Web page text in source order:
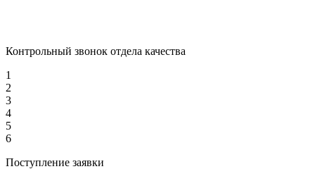
Контрольный звонок отдела качества
1
2
3
4
5
6
Поступление заявки